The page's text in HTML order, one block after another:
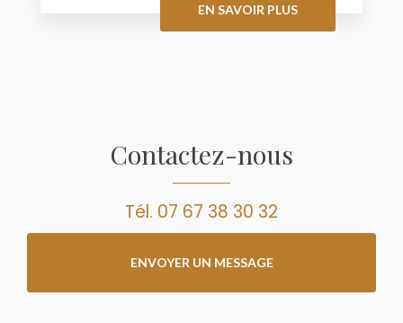
EN SAVOIR PLUS
Contactez-nous
Tél. 07 67 38 30 32
ENVOYER UN MESSAGE